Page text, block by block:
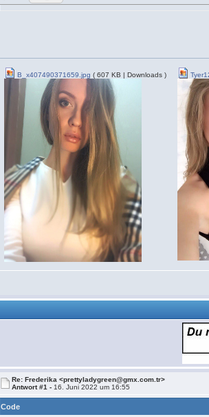
B_x407490371659.jpg ( 607 KB | Downloads )
Re: Frederika <prettyladygreen@gmx.com.tr>
Antwort #1 - 16. Juni 2022 um 16:55
Code